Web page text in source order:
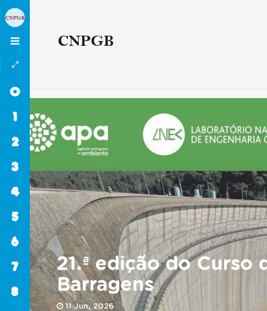
0
1 COMPOSIÇÃO
2 OBJECTIVOS
3
4 EVENTOS
5 ACTIVIDADES
6 PUBLICAÇÕES
7 BARRAGENS
8
SABER
MAIS
21.ª edição do Curso
Barragens
11 Jun, 2026